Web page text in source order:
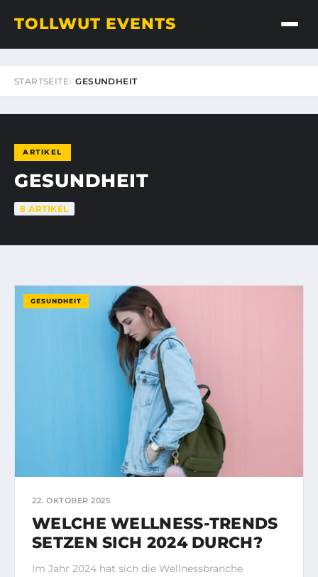
TOLLWUT EVENTS
STARTSEITE GESUNDHEIT
ARTIKEL
GESUNDHEIT
8 ARTIKEL
GESUNDHEIT
22. OKTOBER 2025
WELCHE WELLNESS-TRENDS
SETZEN SICH 2024 DURCH?
Im Jahr 2024 hat sich die Wellnessbranche